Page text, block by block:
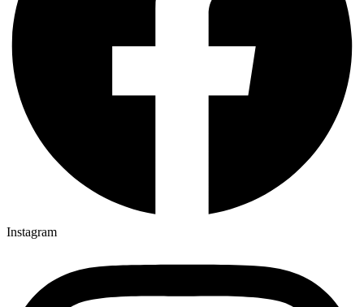
Instagram